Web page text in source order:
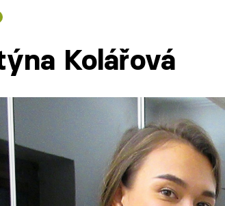
Kolářová